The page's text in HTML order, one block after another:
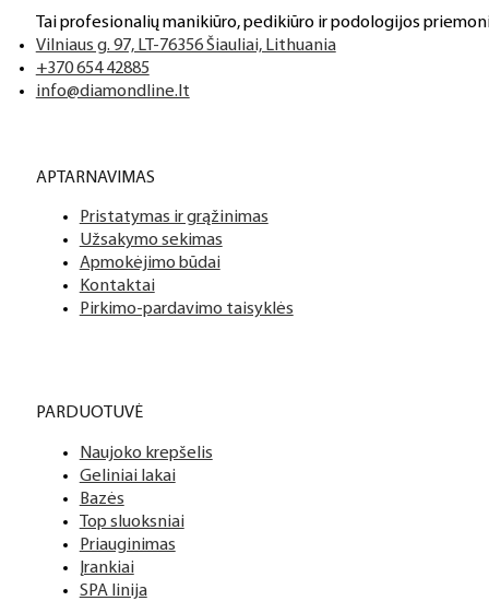
Tai profesionalių manikiūro, pedikiūro ir podologijos
Vilniaus g. 97, LT-76356 Šiauliai, Lithuania
+370 654 42885
info@diamondline.lt
APTARNAVIMAS
Pristatymas ir grąžinimas
Užsakymo sekimas
Apmokėjimo būdai
Kontaktai
Pirkimo-pardavimo taisyklės
PARDUOTUVĖ
Naujoko krepšelis
Geliniai lakai
Bazės
Top sluoksniai
Priauginimas
Įrankiai
SPA linija